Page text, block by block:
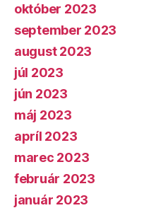
október 2023
september 2023
august 2023
júl 2023
jún 2023
máj 2023
apríl 2023
marec 2023
február 2023
január 2023